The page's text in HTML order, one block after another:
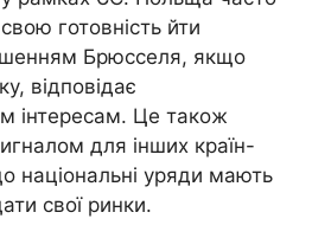
готовність йти
Брюсселя, якщо
відповідає
інтересам. Це також
для інших країн-
національні уряди мають
свої ринки.